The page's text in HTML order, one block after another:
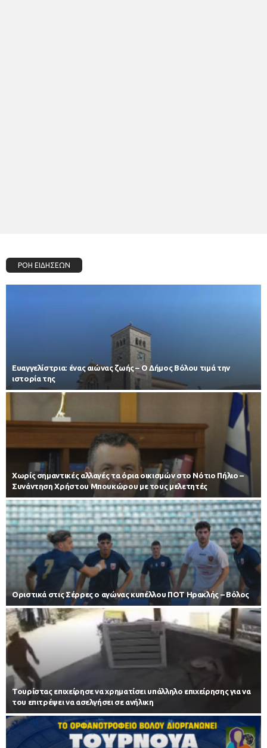
ΡΟΗ ΕΙΔΗΣΕΩΝ
Ευαγγελίστρια: ένας αιώνας ζωής – Ο Δήμος Βόλου τιμά την
ιστορία της
Χωρίς σημαντικές αλλαγές τα όρια οικισμών στο Νότιο Πήλιο –
Συνάντηση Χρήστου Μπουκώρου με τους μελετητές
Οριστικά στις Σέρρες ο αγώνας κυπέλλου ΠΟΤ Ηρακλής – Βόλος
Τουρίστας επιχείρησε να χρηματίσει υπάλληλο επιχείρησης για να
του επιτρέψει να ασελγήσει σε ανήλικη